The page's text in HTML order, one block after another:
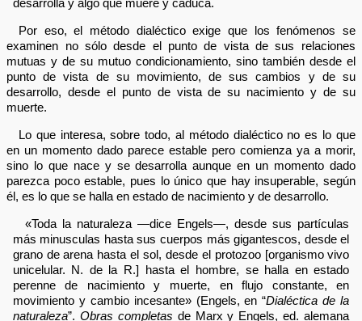
Por eso, el método dialéctico exige que los fenómenos se
examinen no sólo desde el punto de vista de sus relaciones
mutuas y de su mutuo condicionamiento, sino también desde el
punto de vista de su movimiento, de sus cambios y de su
desarrollo, desde el punto de vista de su nacimiento y de su
muerte.
Lo que interesa, sobre todo, al método dialéctico no es lo que
en un momento dado parece estable pero comienza ya a morir,
sino lo que nace y se desarrolla aunque en un momento dado
parezca poco estable, pues lo único que hay insuperable, según
él, es lo que se halla en estado de nacimiento y de desarrollo.
«Toda la naturaleza —dice Engels—, desde sus partículas
más minusculas hasta sus cuerpos más gigantescos, desde el
grano de arena hasta el sol, desde el protozoo [organismo vivo
unicelular. N. de la R.] hasta el hombre, se halla en estado
perenne de nacimiento y muerte, en flujo constante, en
movimiento y cambio incesante» (Engels, en “Dialéctica de la
naturaleza”. Obras completas de Marx y Engels, ed. alemana